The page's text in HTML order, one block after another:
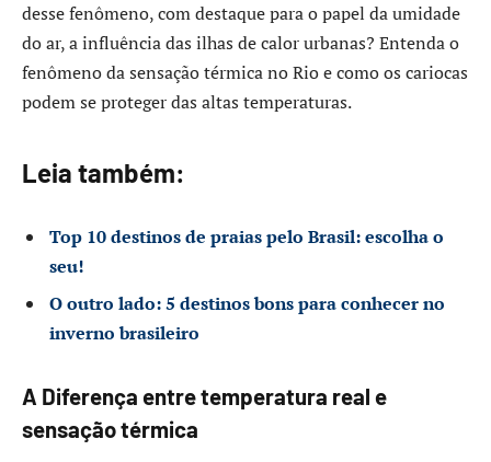
desse fenômeno, com destaque para o papel da umidade
do ar, a influência das ilhas de calor urbanas? Entenda o
fenômeno da sensação térmica no Rio e como os cariocas
podem se proteger das altas temperaturas.
Leia também:
Top 10 destinos de praias pelo Brasil: escolha o
seu!
O outro lado: 5 destinos bons para conhecer no
inverno brasileiro
A Diferença entre temperatura real e
sensação térmica